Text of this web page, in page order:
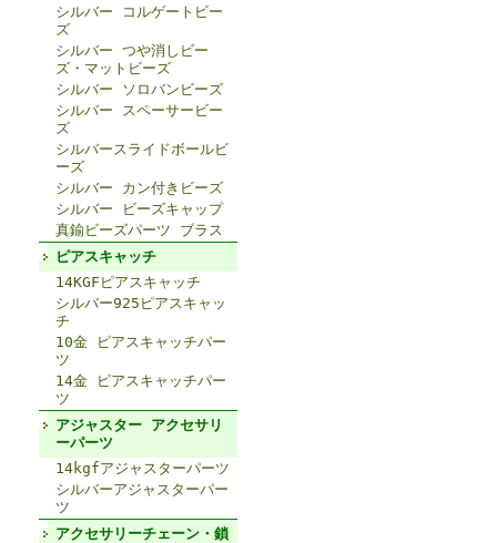
シルバー コルゲートビー
ズ
シルバー つや消しビー
ズ・マットビーズ
シルバー ソロバンビーズ
シルバー スペーサービー
ズ
シルバースライドボールビ
ーズ
シルバー カン付きビーズ
シルバー ビーズキャップ
真鍮ビーズパーツ ブラス
ピアスキャッチ
14KGFピアスキャッチ
シルバー925ピアスキャッ
チ
10金 ピアスキャッチパー
ツ
14金 ピアスキャッチパー
ツ
アジャスター アクセサリ
ーパーツ
14kgfアジャスターパーツ
シルバーアジャスターパー
ツ
アクセサリーチェーン・鎖